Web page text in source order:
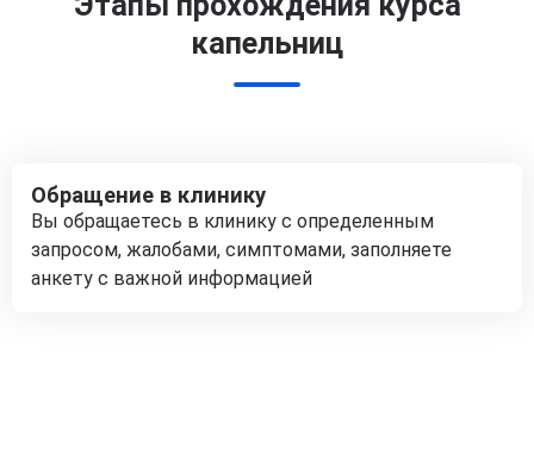
капельниц
Обращение в клинику
Вы обращаетесь в клинику с определенным
запросом, жалобами, симптомами, заполняете
анкету с важной информацией